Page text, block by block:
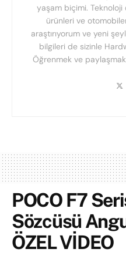
yaşam biçimi. Teknoloji
ürünleri ve
araştırıyorum ve yeni
bilgileri de sizinle
Öğrenmek ve
POCO F7
Sözcüsü
ÖZEL VİDEO